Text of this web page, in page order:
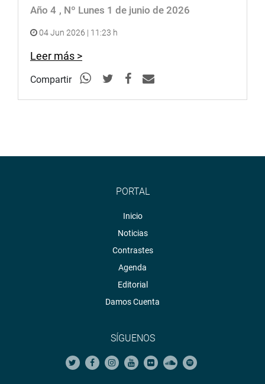
Año 4 , Nº Lunes 1 de junio de 2026
04 Jun 2026 | 11:23 h
Leer más >
Compartir
PORTAL
Inicio
Noticias
Contrastes
Agenda
Editorial
Damos Cuenta
SÍGUENOS